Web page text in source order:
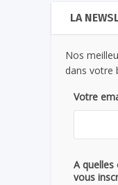
LA
Nos
dans votre
Votre
A
vous